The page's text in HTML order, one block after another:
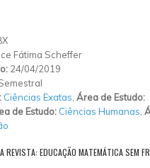
Fátima Scheffer
24/04/2019
Ciências Exatas Área de Estudo:
de Estudo: Ciências Humanas
REVISTA: EDUCAÇÃO MATEMÁTICA SEM